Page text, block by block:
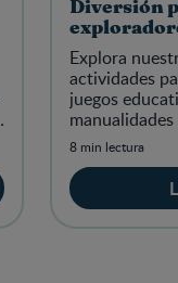
Diversión
Explora
actividades
juegos
tus
8 min lectura